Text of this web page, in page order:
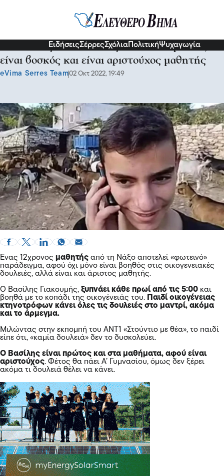
ΕιδήσειςΣέρρεςΣχόλια ΠολιτικήΨυχαγωγία
O Βασίλης από την Νάξο είναι 12 χρονών,
είναι βοσκός και είναι αριστούχος μαθητής
eVima Serres Team02 Οκτ 2022, 19:49
Ένας 12χρονος μαθητής από τη Νάξο αποτελεί «φωτεινό»
παράδειγμα, αφού όχι μόνο είναι βοηθός στις οικογενειακές
δουλειές, αλλά είναι και άριστος μαθητής.
Ο Βασίλης Γιακουμής, ξυπνάει κάθε πρωί από τις 5:00 και
βοηθά με το κοπάδι της οικογένειάς του. Παιδί οικογένειας
κτηνοτρόφων κάνει όλες τις δουλειές στο μαντρί, ακόμα
και το άρμεγμα.
Μιλώντας στην εκπομπή του ΑΝΤ1 «Στούντιο με θέα», το παιδί
είπε ότι, «καμία δουλειά» δεν το δυσκολεύει.
Ο Βασίλης είναι πρώτος και στα μαθήματα, αφού είναι
αριστούχος. Φέτος θα πάει Α’ Γυμνασίου, όμως δεν ξέρει
ακόμα τι δουλειά θέλει να κάνει.